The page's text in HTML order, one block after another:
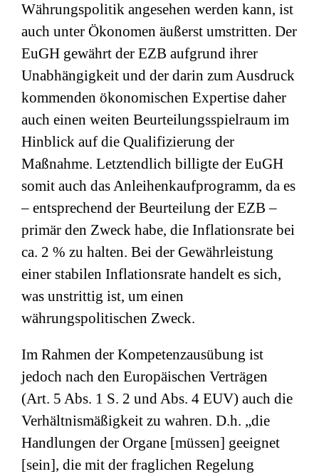
Währungspolitik angesehen werden kann, ist
auch unter Ökonomen äußerst umstritten. Der
EuGH gewährt der EZB aufgrund ihrer
Unabhängigkeit und der darin zum Ausdruck
kommenden ökonomischen Expertise daher
auch einen weiten Beurteilungsspielraum im
Hinblick auf die Qualifizierung der
Maßnahme. Letztendlich billigte der EuGH
somit auch das Anleihenkaufprogramm, da es
– entsprechend der Beurteilung der EZB –
primär den Zweck habe, die Inflationsrate bei
ca. 2 % zu halten. Bei der Gewährleistung
einer stabilen Inflationsrate handelt es sich,
was unstrittig ist, um einen
währungspolitischen Zweck.
Im Rahmen der Kompetenzausübung ist
jedoch nach den Europäischen Verträgen
(Art. 5 Abs. 1 S. 2 und Abs. 4 EUV) auch die
Verhältnismäßigkeit zu wahren. D.h. „die
Handlungen der Organe [müssen] geeignet
[sein], die mit der fraglichen Regelung